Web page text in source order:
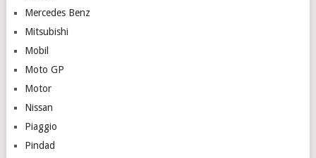
Mercedes Benz
Mitsubishi
Mobil
Moto GP
Motor
Nissan
Piaggio
Pindad